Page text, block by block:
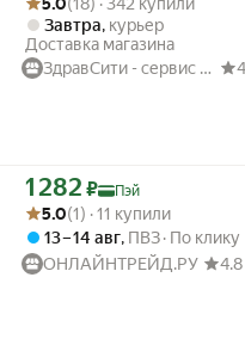
5.0(18) · 342 купили
Завтра, курьер
Доставка магазина
ЗдравСити - сервис заказа и выдачи лекарств
Цена с картой Яндекс Пэй 1282
1 282 ₽
Пэй
Рейтинг товара: 5.0 из 5
Оценок: (1) · 11 купили
5.0(1) · 11 купили
13 – 14 авг, ПВЗ По клику
ОНЛАЙНТРЕЙД.РУ
4.8